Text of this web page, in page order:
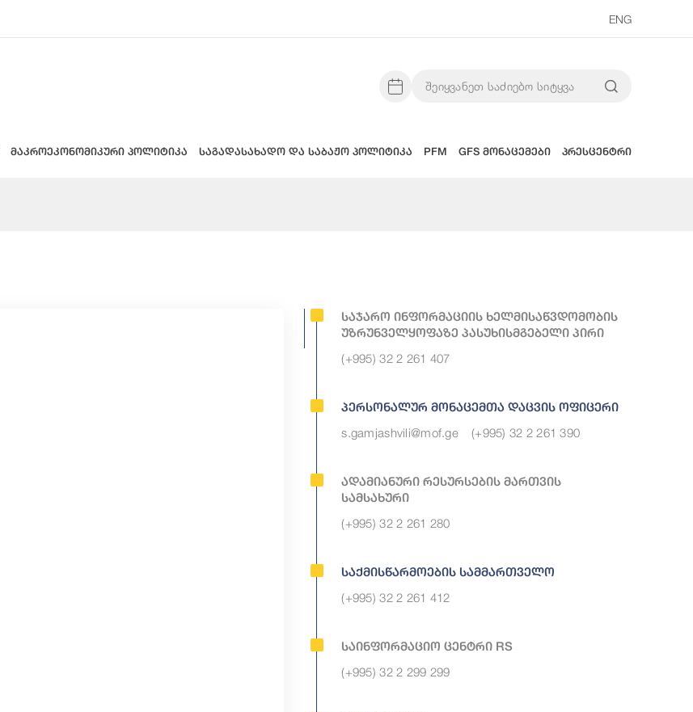
ENG
მაკროეკონომიკური პოლიტიკა საგადასახადო და საბაჟო პოლიტიკა PFM GFS მონაცემები პრესცენტრი
Საჯარო Ინფორმაციის Ხელმისაწვდომობის
Უზრუნველყოფაზე Პასუხისმგებელი Პირი
(+995) 32 2 261 407
Პერსონალურ Მონაცემთა Დაცვის Ოფიცერი
s.gamjashvili@mof.ge (+995) 32 2 261 390
Ადამიანური Რესურსების Მართვის
Სამსახური
(+995) 32 2 261 280
Საქმისწარმოების Სამმართველო
(+995) 32 2 261 412
Საინფორმაციო Ცენტრი RS
(+995) 32 2 299 299